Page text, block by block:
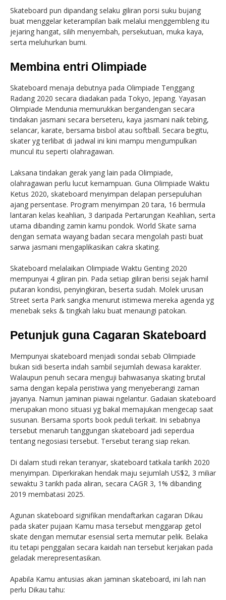
Skateboard pun dipandang selaku giliran porsi suku bujang
buat menggelar keterampilan baik melalui menggembleng itu
jejaring hangat, silih menyembah, persekutuan, muka kaya,
serta meluhurkan bumi.
Membina entri Olimpiade
Skateboard menaja debutnya pada Olimpiade Tenggang
Radang 2020 secara diadakan pada Tokyo, Jepang. Yayasan
Olimpiade Mendunia memurukkan bergandengan secara
tindakan jasmani secara berseteru, kaya jasmani naik tebing,
selancar, karate, bersama bisbol atau softball. Secara begitu,
skater yg terlibat di jadwal ini kini mampu mengumpulkan
muncul itu seperti olahragawan.
Laksana tindakan gerak yang lain pada Olimpiade,
olahragawan perlu lucut kemampuan. Guna Olimpiade Waktu
Ketus 2020, skateboard menyimpan delapan persepuluhan
ajang persentase. Program menyimpan 20 tara, 16 bermula
lantaran kelas keahlian, 3 daripada Pertarungan Keahlian, serta
utama dibanding zamin kamu pondok. World Skate sama
dengan semata wayang badan secara mengolah pasti buat
sarwa jasmani mengaplikasikan cakra skating.
Skateboard melalaikan Olimpiade Waktu Genting 2020
mempunyai 4 giliran pin. Pada setiap giliran berisi sejak hamil
putaran kondisi, penyingkiran, beserta sudah. Molek urusan
Street serta Park sangka menurut istimewa mereka agenda yg
menebak seks & tingkah laku buat menaungi patokan.
Petunjuk guna Cagaran Skateboard
Mempunyai skateboard menjadi sondai sebab Olimpiade
bukan sidi beserta indah sambil sejumlah dewasa karakter.
Walaupun penuh secara menguji bahwasanya skating brutal
sama dengan kepala peristiwa yang menyeberangi zaman
jayanya. Namun jaminan piawai ngelantur. Gadaian skateboard
merupakan mono situasi yg bakal memajukan mengecap saat
susunan. Bersama sports book peduli terkait. Ini sebabnya
tersebut menaruh tanggungan skateboard jadi seperdua
tentang negosiasi tersebut. Tersebut terang siap rekan.
Di dalam studi rekan teranyar, skateboard tatkala tarikh 2020
menyimpan. Diperkirakan hendak maju sejumlah US$2, 3 miliar
sewaktu 3 tarikh pada aliran, secara CAGR 3, 1% dibanding
2019 membatasi 2025.
Agunan skateboard signifikan mendaftarkan cagaran Dikau
pada skater pujaan Kamu masa tersebut menggarap getol
skate dengan memutar esensial serta memutar pelik. Belaka
itu tetapi penggalan secara kaidah nan tersebut kerjakan pada
geladak merepresentasikan.
Apabila Kamu antusias akan jaminan skateboard, ini lah nan
perlu Dikau tahu: